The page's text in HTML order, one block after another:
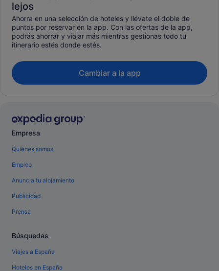
lejos
Ahorra en una selección de hoteles y llévate el doble de
puntos por reservar en la app. Con las ofertas de la app,
podrás ahorrar y viajar más mientras gestionas todo tu
itinerario estés donde estés.
Cambiar a la app
Empresa
Quiénes somos
Empleo
Anuncia tu alojamiento
Publicidad
Prensa
Búsquedas
Viajes a España
Hoteles en España